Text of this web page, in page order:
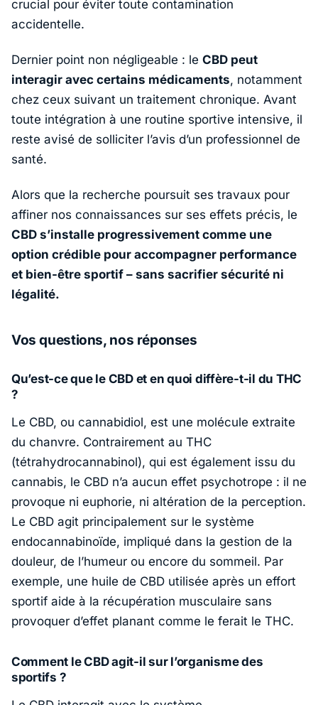
crucial pour éviter toute contamination
accidentelle.
Dernier point non négligeable : le CBD peut
interagir avec certains médicaments, notamment
chez ceux suivant un traitement chronique. Avant
toute intégration à une routine sportive intensive, il
reste avisé de solliciter l’avis d’un professionnel de
santé.
Alors que la recherche poursuit ses travaux pour
affiner nos connaissances sur ses effets précis, le
CBD s’installe progressivement comme une
option crédible pour accompagner performance
et bien-être sportif – sans sacrifier sécurité ni
légalité.
Vos questions, nos réponses
Qu’est-ce que le CBD et en quoi diffère-t-il du THC
?
Le CBD, ou cannabidiol, est une molécule extraite
du chanvre. Contrairement au THC
(tétrahydrocannabinol), qui est également issu du
cannabis, le CBD n’a aucun effet psychotrope : il ne
provoque ni euphorie, ni altération de la perception.
Le CBD agit principalement sur le système
endocannabinoïde, impliqué dans la gestion de la
douleur, de l’humeur ou encore du sommeil. Par
exemple, une huile de CBD utilisée après un effort
sportif aide à la récupération musculaire sans
provoquer d’effet planant comme le ferait le THC.
Comment le CBD agit-il sur l’organisme des
sportifs ?